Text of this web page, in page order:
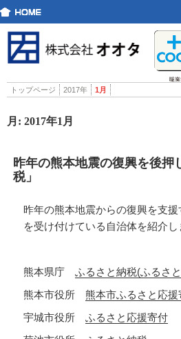
トップページ 2017年 1月
月: 2017年1月
昨年の熊本地震の復興を後押
税」
昨年の熊本地震からの復興を支援
を受け付けている自治体を紹介し
熊本県庁 ふるさと納税(ふるさ
熊本市役所 熊本市ふるさと応
宇城市役所 ふるさと応援寄付